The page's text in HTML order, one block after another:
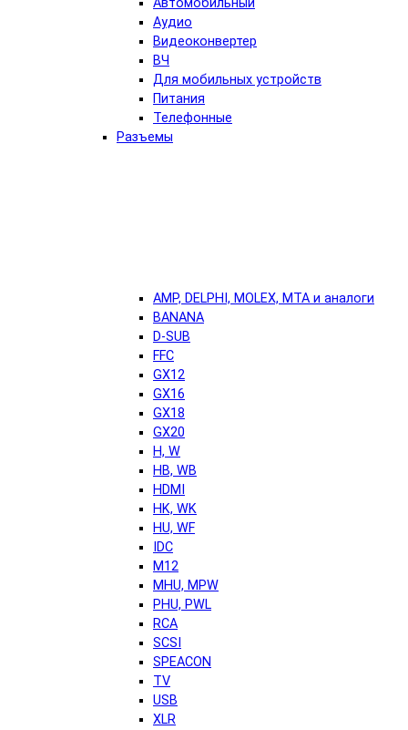
Автомобильный
Аудио
Видеоконвертер
ВЧ
Для мобильных устройств
Питания
Телефонные
Разъемы
AMP, DELPHI, MOLEX, MTA и аналоги
BANANA
D-SUB
FFC
GX12
GX16
GX18
GX20
H, W
HB, WB
HDMI
HK, WK
HU, WF
IDC
M12
MHU, MPW
PHU, PWL
RCA
SCSI
SPEACON
TV
USB
XLR